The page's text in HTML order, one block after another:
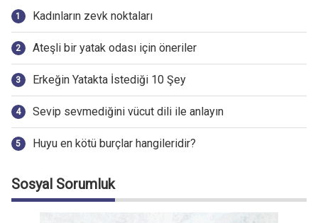
Kadınların zevk noktaları
Ateşli bir yatak odası için öneriler
Erkeğin Yatakta İstediği 10 Şey
Sevip sevmediğini vücut dili ile anlayın
Huyu en kötü burçlar hangileridir?
Sosyal Sorumluk